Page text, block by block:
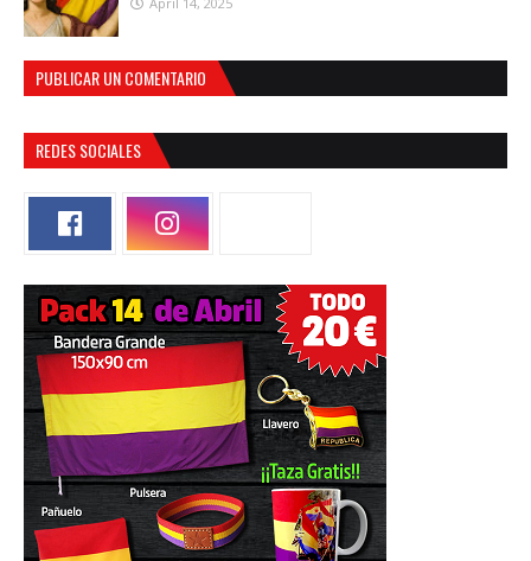
PUBLICAR UN COMENTARIO
REDES SOCIALES